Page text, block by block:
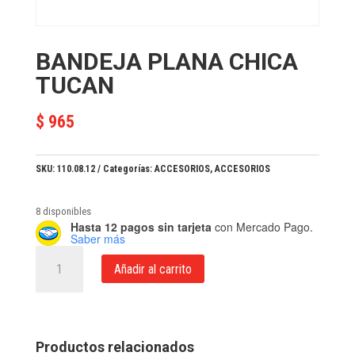
BANDEJA PLANA CHICA
TUCAN
$ 965
SKU: 110.08.12 Categorías: ACCESORIOS, ACCESORIOS
8 disponibles
Hasta 12 pagos sin tarjeta con Mercado Pago.
Saber más
PLANA
Añadir al carrito
Productos relacionados